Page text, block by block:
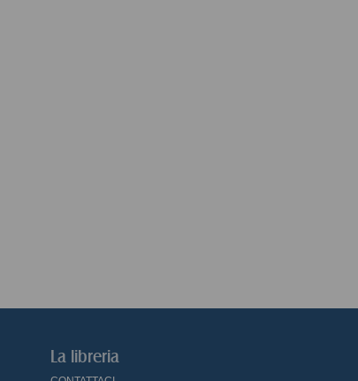
La libreria